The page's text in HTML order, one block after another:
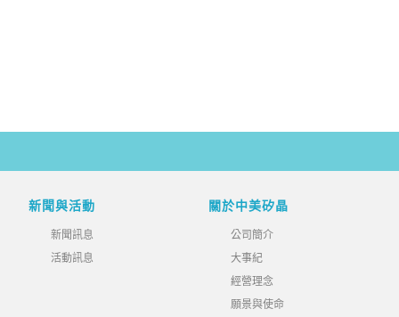
新聞與活動
新聞訊息
活動訊息
關於中美矽晶
公司簡介
大事紀
經營理念
願景與使命